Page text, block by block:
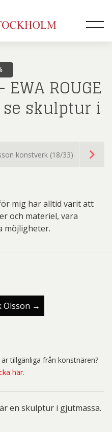
ROUGE
skulptur i
konstverk (18/33)
mig har alltid varit att
och materiel, vara
möjligheter.
Olsson →
tillgänliga från konstnären?
här.
är en skulptur i gjutmassa.